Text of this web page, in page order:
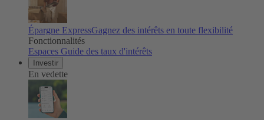
Épargne ExpressGagnez des intérêts en toute flexibilité
Fonctionnalités
Espaces Guide des taux d'intérêts
Investir
En vedette